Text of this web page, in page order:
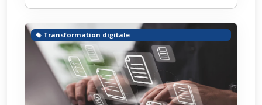
Transformation digitale